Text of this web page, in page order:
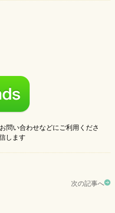
問い合わせなどにご利用くださ
します
次の記事へ